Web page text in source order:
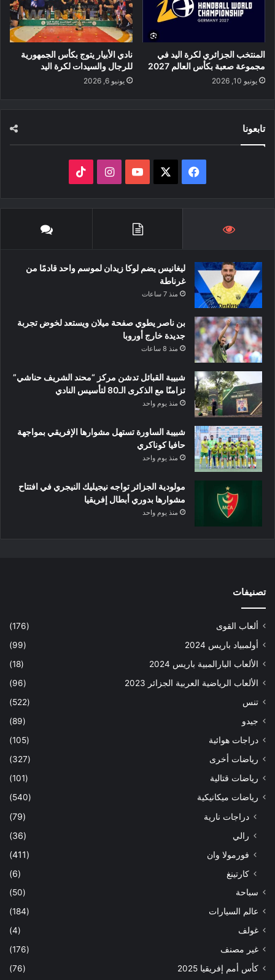
المنتخب الجزائري لكرة اليد في
مجموعة صعبة بكأس العالم 2027
يونيو 10, 2026
نادي الأبيار يتوج بكأس الجمهورية
للرجال والسيدات لكرة اليد
يونيو 6, 2026
تابعونا
فيسبوك ‫YouTubeانستقرام
ليغانيس يضم لوكا زيدان لموسم واحد قادمًا من
غرناطة
منذ 7 ساعات
بن ناصر يطوي صفحة ميلان ويستعد لخوض تجربة
جديدة خارج أوروبا
منذ 8 ساعات
شبيبة القبائل تدشن مركز “محند الشريف حناشي”
تزامنًا مع الذكرى الـ80 لتأسيس النادي
منذ يوم واحد
شبيبة الساورة تستهل مشوارها الإفريقي بمواجهة
حافيا كوناكري
منذ يوم واحد
مولودية الجزائر تواجه نيجيليك النيجري في افتتاح
مشوارها بدوري أبطال إفريقيا
منذ يوم واحد
تصنيفات
ألعاب القوى
(176)
أولمبياد باريس 2024
(99)
الألعاب البارالمبية باريس 2024
(18)
الألعاب الرياضية العربية الجزائر 2023
(96)
تنس
(522)
جيدو
(89)
دراجات هوائية
(105)
رياضات أخرى
(327)
رياضات قتالية
(101)
رياضات ميكانيكية
(540)
دراجات نارية
(79)
رالي
(36)
فورمولا وان
(411)
كارتينغ
(6)
سباحة
(50)
عالم السيارات
(184)
غولف
(4)
غير مصنف
(176)
كأس أمم إفريقيا 2025
(76)